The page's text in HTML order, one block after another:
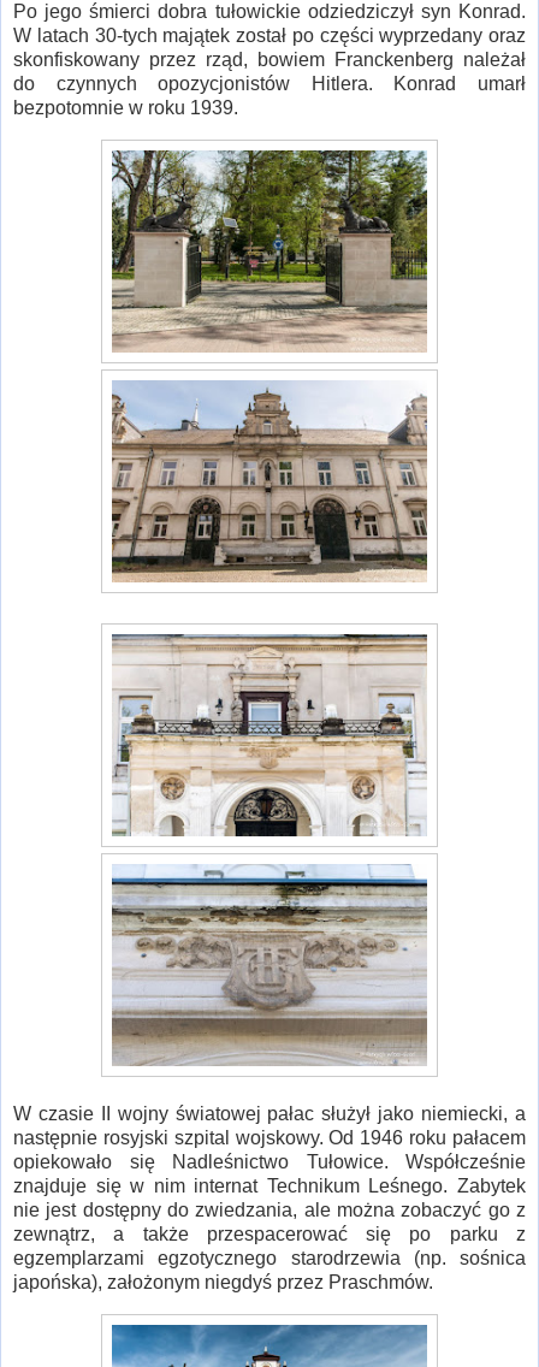
Po jego śmierci dobra tułowickie odziedziczył syn Konrad.
W latach 30-tych majątek został po części wyprzedany oraz
skonfiskowany przez rząd, bowiem Franckenberg należał
do czynnych opozycjonistów Hitlera. Konrad umarł
bezpotomnie w roku 1939.
W czasie II wojny światowej pałac służył jako niemiecki, a
następnie rosyjski szpital wojskowy. Od 1946 roku pałacem
opiekowało się Nadleśnictwo Tułowice. Współcześnie
znajduje się w nim internat Technikum Leśnego. Zabytek
nie jest dostępny do zwiedzania, ale można zobaczyć go z
zewnątrz, a także przespacerować się po parku z
egzemplarzami egzotycznego starodrzewia (np. sośnica
japońska), założonym niegdyś przez Praschmów.